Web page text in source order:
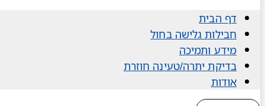
דף הבית
חבילות גלישה בחול
מידע ותמיכה
בדיקת יתרה/טעינה חוזרת
אודות